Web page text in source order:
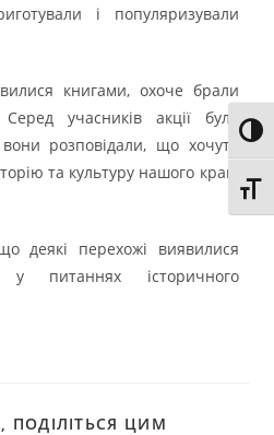
і популяризували
книгами, охоче брали
учасників акції було
розповідали, що хочуть
та культуру нашого краю
деякі перехожі виявилися
у питаннях історичного
ПОДІЛІТЬСЯ ЦИМ